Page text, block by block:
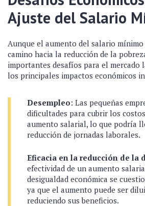
Ajuste del Salario
Aunque el aumento del salario
camino hacia la reducción de la
importantes desafíos para el mercado
los principales impactos económicos
Desempleo: Las pequeñas
dificultades para cubrir los
aumento salarial, lo que podría
reducción de jornadas laborales.
Eficacia en la reducción de la
efectividad de un aumento
desigualdad económica se
ya que el aumento puede ser
reduciendo sus beneficios.